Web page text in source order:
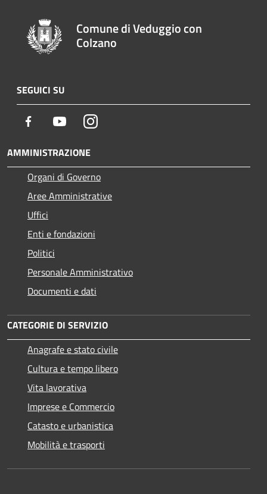
Comune di Veduggio con
Colzano
SEGUICI SU
Facebook YoutubeInstagram
AMMINISTRAZIONE
Organi di Governo
Aree Amministrative
Uffici
Enti e fondazioni
Politici
Personale Amministrativo
Documenti e dati
CATEGORIE DI SERVIZIO
Anagrafe e stato civile
Cultura e tempo libero
Vita lavorativa
Imprese e Commercio
Catasto e urbanistica
Mobilità e trasporti